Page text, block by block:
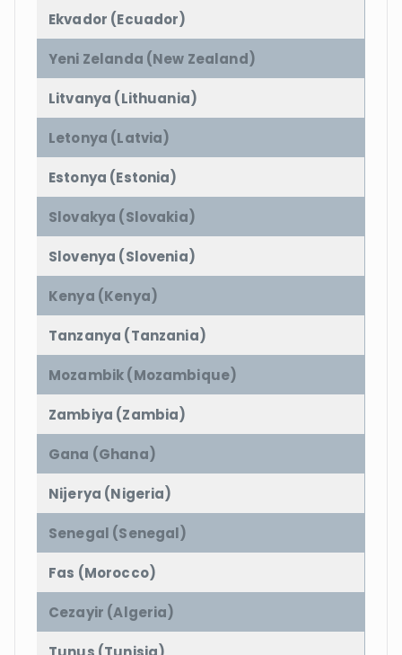
Ekvador (Ecuador)
Yeni Zelanda (New Zealand)
Litvanya (Lithuania)
Letonya (Latvia)
Estonya (Estonia)
Slovakya (Slovakia)
Slovenya (Slovenia)
Kenya (Kenya)
Tanzanya (Tanzania)
Mozambik (Mozambique)
Zambiya (Zambia)
Gana (Ghana)
Nijerya (Nigeria)
Senegal (Senegal)
Fas (Morocco)
Cezayir (Algeria)